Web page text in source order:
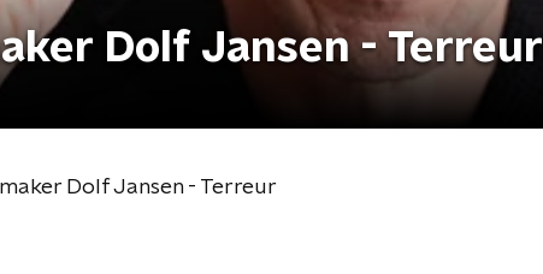
Dolf Jansen - Terreur
Dolf Jansen - Terreur